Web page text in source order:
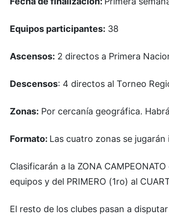
Equipos participantes: 38
Ascensos: 2 directos a Primera
Descensos: 4 directos al Torneo
Zonas: Por cercanía geográfica.
Formato: Las cuatro zonas se
Clasificarán a la ZONA
equipos y del PRIMERO (1ro) al
El resto de los clubes pasan a